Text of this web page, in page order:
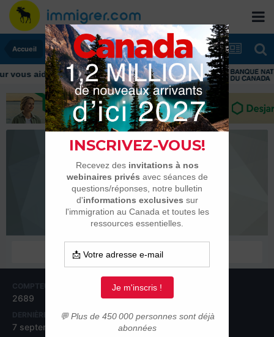
Accueil
vous aider tout au long de votre transition
mission.qc
Habitués
COMPTEUR DE CONTENUS
2689
INSCRIPTION
7 août 2006
DERNIÈRE VISITE
7 septembre 2017